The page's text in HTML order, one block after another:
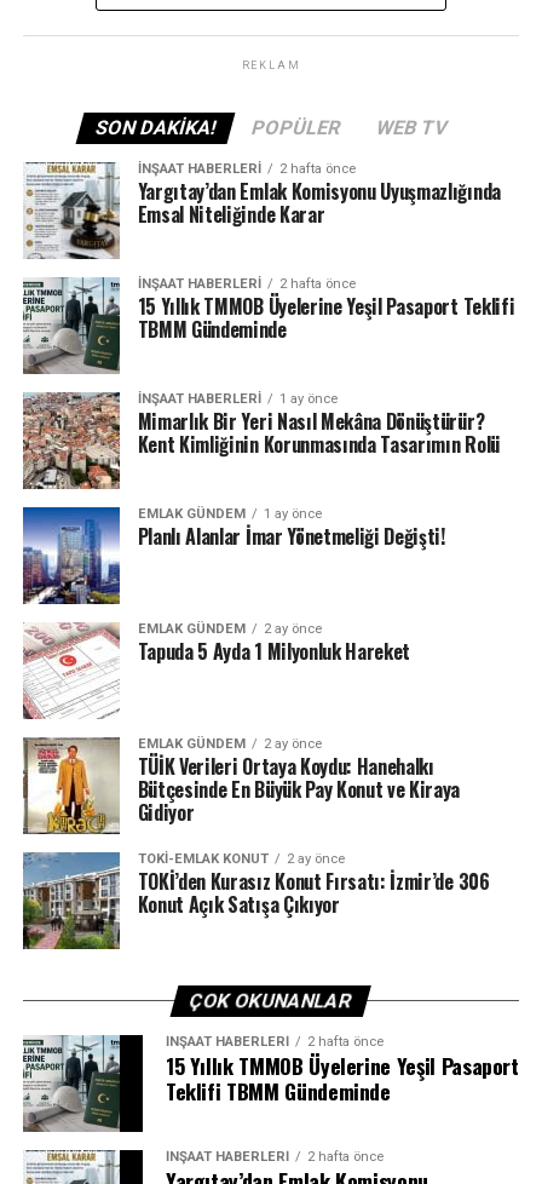
REKLAM
SON DAKIKA! POPÜLER WEB TV
İNŞAAT HABERLERI 2 hafta önce
Yargıtay’dan Emlak Komisyonu Uyuşmazlığında
Emsal Niteliğinde Karar
İNŞAAT HABERLERI 2 hafta önce
15 Yıllık TMMOB Üyelerine Yeşil Pasaport Teklifi
TBMM Gündeminde
İNŞAAT HABERLERI 1 ay önce
Mimarlık Bir Yeri Nasıl Mekâna Dönüştürür?
Kent Kimliğinin Korunmasında Tasarımın Rolü
EMLAK GÜNDEM 1 ay önce
Planlı Alanlar İmar Yönetmeliği Değişti!
EMLAK GÜNDEM 2 ay önce
Tapuda 5 Ayda 1 Milyonluk Hareket
EMLAK GÜNDEM 2 ay önce
TÜİK Verileri Ortaya Koydu: Hanehalkı
Bütçesinde En Büyük Pay Konut ve Kiraya
Gidiyor
TOKI-EMLAK KONUT 2 ay önce
TOKİ’den Kurasız Konut Fırsatı: İzmir’de 306
Konut Açık Satışa Çıkıyor
ÇOK OKUNANLAR
İNŞAAT HABERLERI 2 hafta önce
15 Yıllık TMMOB Üyelerine Yeşil Pasaport
Teklifi TBMM Gündeminde
İNŞAAT HABERLERI 2 hafta önce